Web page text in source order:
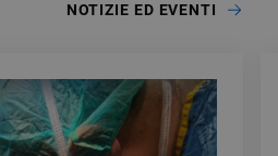
NOTIZIE ED EVENTI